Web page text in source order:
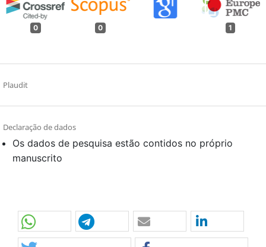
0 0 1
Plaudit
Declaração de dados
Os dados de pesquisa estão contidos no próprio
manuscrito